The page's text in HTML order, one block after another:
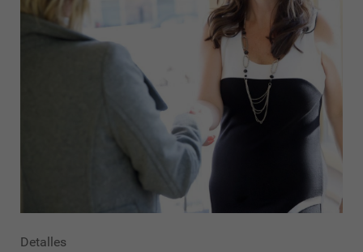
Detalles